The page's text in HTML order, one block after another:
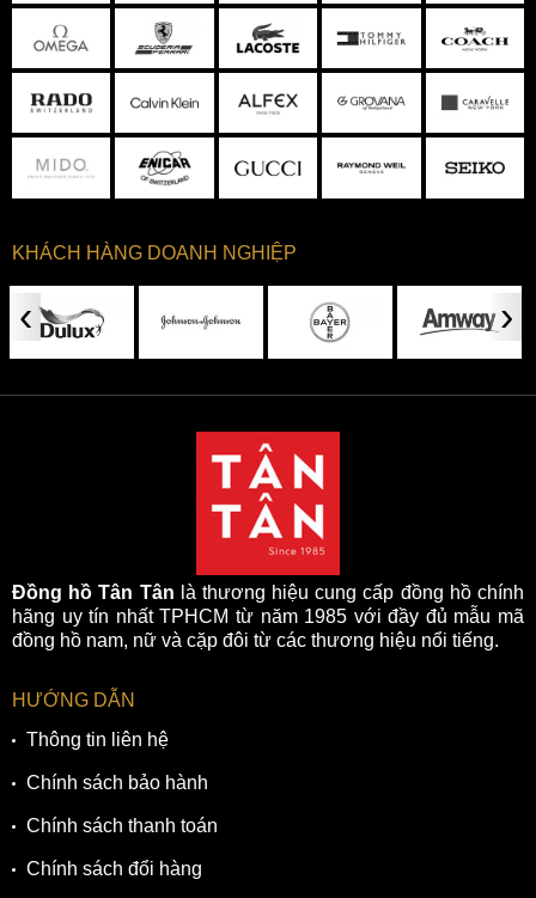
KHÁCH HÀNG DOANH NGHIỆP
‹ ›
Đồng hồ Tân Tân là thương hiệu cung cấp đồng hồ chính
hãng uy tín nhất TPHCM từ năm 1985 với đầy đủ mẫu mã
đồng hồ nam, nữ và cặp đôi từ các thương hiệu nổi tiếng.
HƯỚNG DẪN
Thông tin liên hệ
Chính sách bảo hành
Chính sách thanh toán
Chính sách đổi hàng